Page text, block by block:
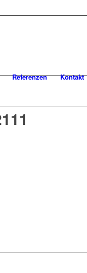
Referenzen Kontakt